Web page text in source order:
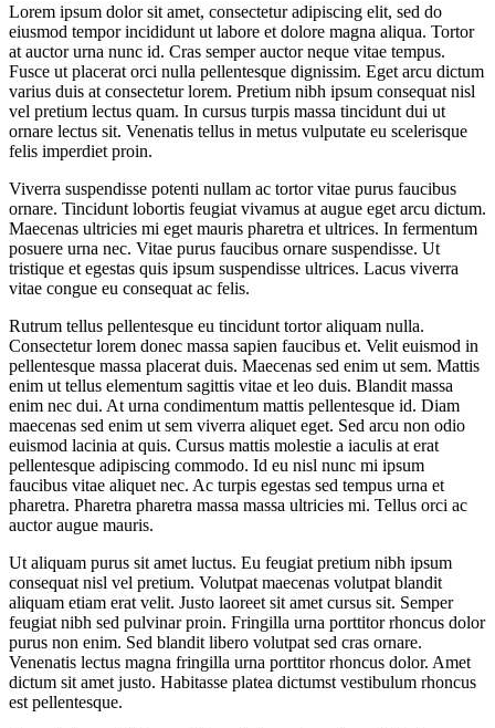
Lorem ipsum dolor sit amet, consectetur adipiscing elit, sed do
eiusmod tempor incididunt ut labore et dolore magna aliqua. Tortor
at auctor urna nunc id. Cras semper auctor neque vitae tempus.
Fusce ut placerat orci nulla pellentesque dignissim. Eget arcu dictum
varius duis at consectetur lorem. Pretium nibh ipsum consequat nisl
vel pretium lectus quam. In cursus turpis massa tincidunt dui ut
ornare lectus sit. Venenatis tellus in metus vulputate eu scelerisque
felis imperdiet proin.
Viverra suspendisse potenti nullam ac tortor vitae purus faucibus
ornare. Tincidunt lobortis feugiat vivamus at augue eget arcu dictum.
Maecenas ultricies mi eget mauris pharetra et ultrices. In fermentum
posuere urna nec. Vitae purus faucibus ornare suspendisse. Ut
tristique et egestas quis ipsum suspendisse ultrices. Lacus viverra
vitae congue eu consequat ac felis.
Rutrum tellus pellentesque eu tincidunt tortor aliquam nulla.
Consectetur lorem donec massa sapien faucibus et. Velit euismod in
pellentesque massa placerat duis. Maecenas sed enim ut sem. Mattis
enim ut tellus elementum sagittis vitae et leo duis. Blandit massa
enim nec dui. At urna condimentum mattis pellentesque id. Diam
maecenas sed enim ut sem viverra aliquet eget. Sed arcu non odio
euismod lacinia at quis. Cursus mattis molestie a iaculis at erat
pellentesque adipiscing commodo. Id eu nisl nunc mi ipsum
faucibus vitae aliquet nec. Ac turpis egestas sed tempus urna et
pharetra. Pharetra pharetra massa massa ultricies mi. Tellus orci ac
auctor augue mauris.
Ut aliquam purus sit amet luctus. Eu feugiat pretium nibh ipsum
consequat nisl vel pretium. Volutpat maecenas volutpat blandit
aliquam etiam erat velit. Justo laoreet sit amet cursus sit. Semper
feugiat nibh sed pulvinar proin. Fringilla urna porttitor rhoncus dolor
purus non enim. Sed blandit libero volutpat sed cras ornare.
Venenatis lectus magna fringilla urna porttitor rhoncus dolor. Amet
dictum sit amet justo. Habitasse platea dictumst vestibulum rhoncus
est pellentesque.